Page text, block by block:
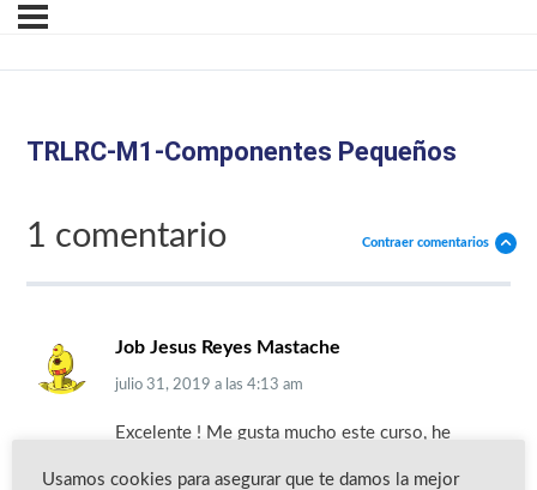
TRLRC-M1-Componentes Pequeños
1 comentario Contraer comentarios
Job Jesus Reyes Mastache
julio 31, 2019 a las 4:13 am
Excelente ! Me gusta mucho este curso, he
Usamos cookies para asegurar que te damos la mejor